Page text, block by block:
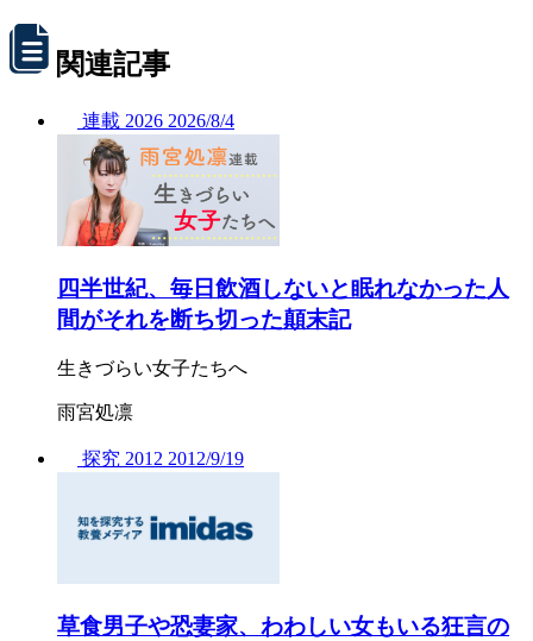
関連記事
連載 2026 2026/8/4
四半世紀、毎日飲酒しないと眠れなかった人
間がそれを断ち切った顛末記
生きづらい女子たちへ
雨宮処凛
探究 2012 2012/9/19
草食男子や恐妻家、わわしい女もいる狂言の